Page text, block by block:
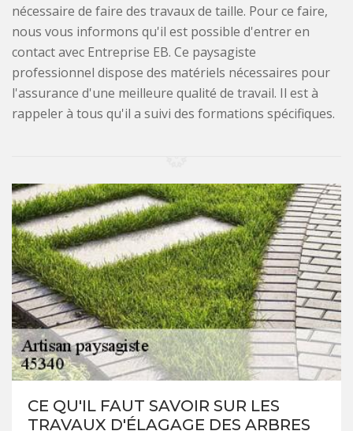
nécessaire de faire des travaux de taille. Pour ce faire,
nous vous informons qu'il est possible d'entrer en
contact avec Entreprise EB. Ce paysagiste
professionnel dispose des matériels nécessaires pour
l'assurance d'une meilleure qualité de travail. Il est à
rappeler à tous qu'il a suivi des formations spécifiques.
CE QU'IL FAUT SAVOIR SUR LES
TRAVAUX D'ÉLAGAGE DES ARBRES